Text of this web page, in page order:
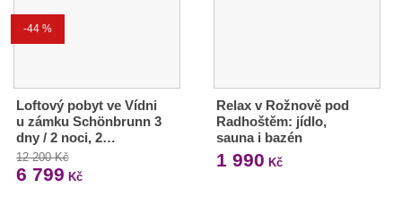
-44 %
Loftový pobyt ve Vídni
u zámku Schönbrunn 3
dny / 2 noci, 2…
12 200 Kč
6 799 Kč
Relax v Rožnově pod
Radhoštěm: jídlo,
sauna i bazén
1 990 Kč